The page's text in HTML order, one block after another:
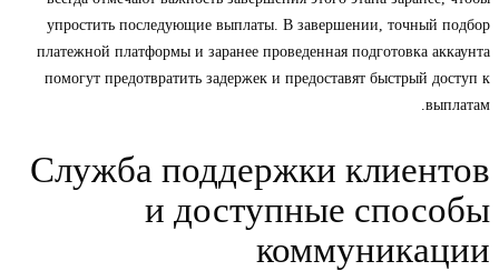
упростить последующие выплаты. В завершении, точный подбор
платежной платформы и заранее проведенная подготовка аккаунта
помогут предотвратить задержек и предоставят быстрый доступ к
выплатам.
Служба поддержки клиентов
и доступные способы
коммуникации